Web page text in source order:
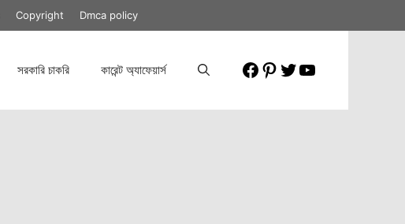
Copyright Dmca policy
সরকারি চাকরি কারেন্ট অ্যাফেয়ার্স Facebook
Pinterest
Twitter
YouTube